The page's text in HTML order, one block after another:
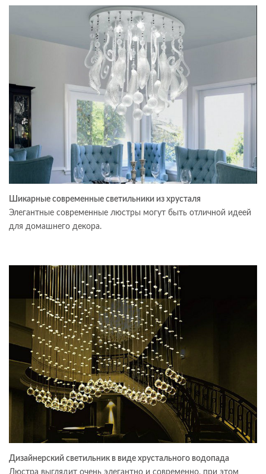
Шикарные современные светильники из хрусталя
Элегантные современные люстры могут быть отличной идеей
для домашнего декора.
Дизайнерский светильник в виде хрустального водопада